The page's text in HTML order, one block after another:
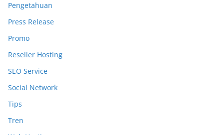
Pengetahuan
Press Release
Promo
Reseller Hosting
SEO Service
Social Network
Tips
Tren